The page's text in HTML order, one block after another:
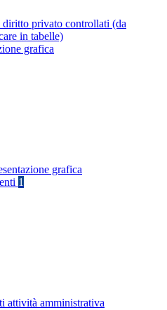
privato controllati (da
in tabelle)
grafica
grafica
1
attività amministrativa